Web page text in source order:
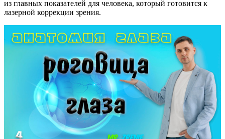
из главных показателей для человека, который готовится к
лазерной коррекции зрения.